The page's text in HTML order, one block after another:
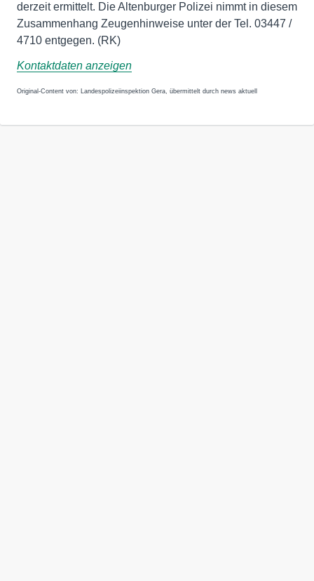
derzeit ermittelt. Die Altenburger Polizei nimmt in diesem
Zusammenhang Zeugenhinweise unter der Tel. 03447 /
4710 entgegen. (RK)
Kontaktdaten anzeigen
Original-Content von: Landespolizeiinspektion Gera, übermittelt durch news aktuell